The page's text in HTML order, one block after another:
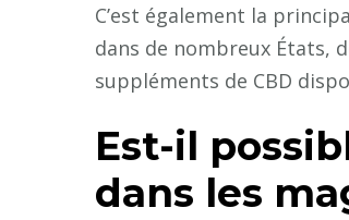
C’est également la
dans de nombreux États,
suppléments de CBD
Est-il
dans les